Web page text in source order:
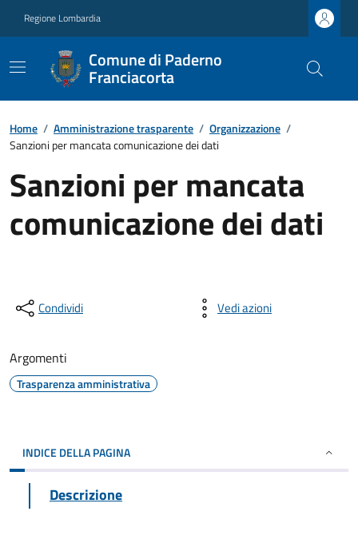
Regione Lombardia
Comune di Paderno
Franciacorta
Home / Amministrazione trasparente / Organizzazione /
Sanzioni per mancata comunicazione dei dati
Sanzioni per mancata
comunicazione dei dati
Condividi Vedi azioni
Argomenti
Trasparenza amministrativa
INDICE DELLA PAGINA
Descrizione